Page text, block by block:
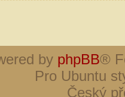
by phpBB®
Pro Ubuntu
Český